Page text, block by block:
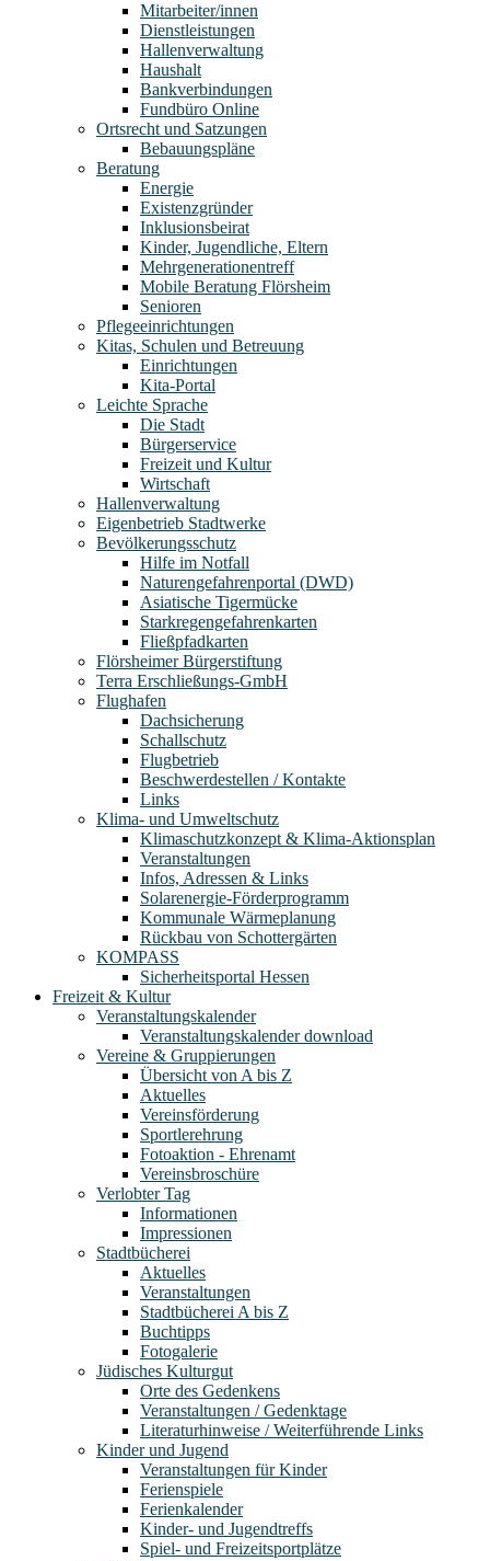
Mitarbeiter/innen
Dienstleistungen
Hallenverwaltung
Haushalt
Bankverbindungen
Fundbüro Online
Ortsrecht und Satzungen
Bebauungspläne
Beratung
Energie
Existenzgründer
Inklusionsbeirat
Kinder, Jugendliche, Eltern
Mehrgenerationentreff
Mobile Beratung Flörsheim
Senioren
Pflegeeinrichtungen
Kitas, Schulen und Betreuung
Einrichtungen
Kita-Portal
Leichte Sprache
Die Stadt
Bürgerservice
Freizeit und Kultur
Wirtschaft
Hallenverwaltung
Eigenbetrieb Stadtwerke
Bevölkerungsschutz
Hilfe im Notfall
Naturengefahrenportal (DWD)
Asiatische Tigermücke
Starkregengefahrenkarten
Fließpfadkarten
Flörsheimer Bürgerstiftung
Terra Erschließungs-GmbH
Flughafen
Dachsicherung
Schallschutz
Flugbetrieb
Beschwerdestellen / Kontakte
Links
Klima- und Umweltschutz
Klimaschutzkonzept & Klima-Aktionsplan
Veranstaltungen
Infos, Adressen & Links
Solarenergie-Förderprogramm
Kommunale Wärmeplanung
Rückbau von Schottergärten
KOMPASS
Sicherheitsportal Hessen
Freizeit & Kultur
Veranstaltungskalender
Veranstaltungskalender download
Vereine & Gruppierungen
Übersicht von A bis Z
Aktuelles
Vereinsförderung
Sportlerehrung
Fotoaktion - Ehrenamt
Vereinsbroschüre
Verlobter Tag
Informationen
Impressionen
Stadtbücherei
Aktuelles
Veranstaltungen
Stadtbücherei A bis Z
Buchtipps
Fotogalerie
Jüdisches Kulturgut
Orte des Gedenkens
Veranstaltungen / Gedenktage
Literaturhinweise / Weiterführende Links
Kinder und Jugend
Veranstaltungen für Kinder
Ferienspiele
Ferienkalender
Kinder- und Jugendtreffs
Spiel- und Freizeitsportplätze